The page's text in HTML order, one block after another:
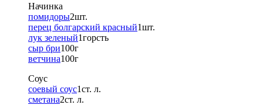
Начинка
помидоры2шт.
перец болгарский красный1шт.
лук зеленый1горсть
сыр бри100г
ветчина100г
Соус
соевый соус1ст. л.
сметана2ст. л.